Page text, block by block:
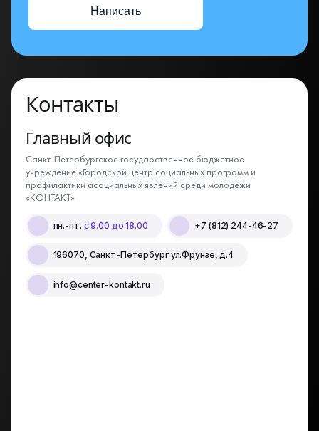
Написать
Контакты
Главный офис
Санкт-Петербургское государственное бюджетное
учреждение «Городской центр социальных программ и
профилактики асоциальных явлений среди молодежи
«КОНТАКТ»
пн.-пт. с 9.00 до 18.00 +7 (812) 244-46-27
196070, Санкт-Петербург ул.Фрунзе, д.4
info@center-kontakt.ru